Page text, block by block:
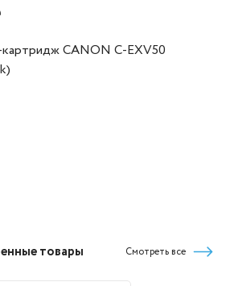
CANON C-EXV50
товары Смотреть все